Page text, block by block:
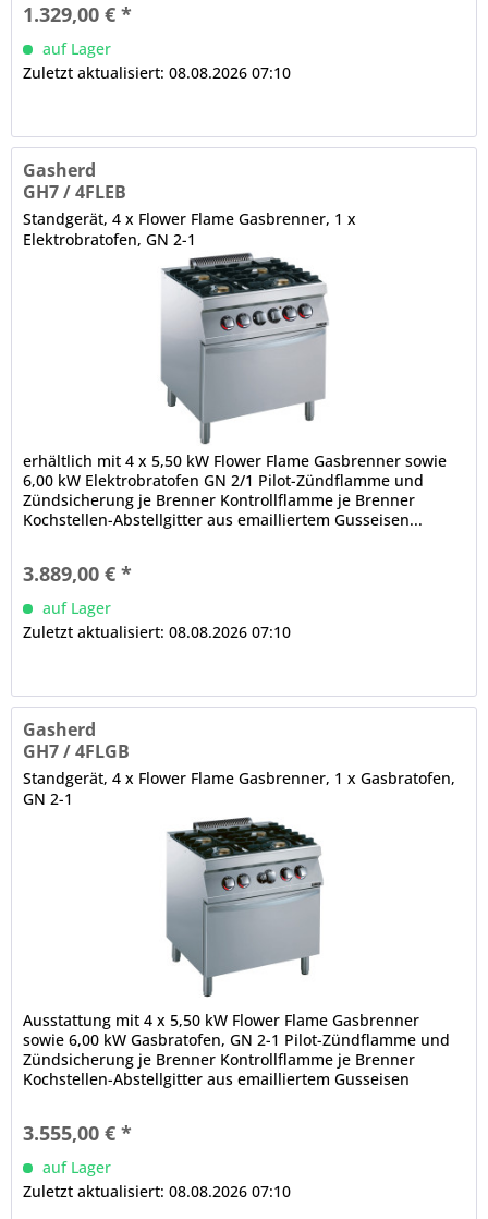
1.329,00 € *
auf Lager
Zuletzt aktualisiert: 08.08.2026 07:10
Gasherd
GH7 / 4FLEB
Standgerät, 4 x Flower Flame Gasbrenner, 1 x
Elektrobratofen, GN 2-1
erhältlich mit 4 x 5,50 kW Flower Flame Gasbrenner sowie
6,00 kW Elektrobratofen GN 2/1 Pilot-Zündflamme und
Zündsicherung je Brenner Kontrollflamme je Brenner
Kochstellen-Abstellgitter aus emailliertem Gusseisen...
3.889,00 € *
auf Lager
Zuletzt aktualisiert: 08.08.2026 07:10
Gasherd
GH7 / 4FLGB
Standgerät, 4 x Flower Flame Gasbrenner, 1 x Gasbratofen,
GN 2-1
Ausstattung mit 4 x 5,50 kW Flower Flame Gasbrenner
sowie 6,00 kW Gasbratofen, GN 2-1 Pilot-Zündflamme und
Zündsicherung je Brenner Kontrollflamme je Brenner
Kochstellen-Abstellgitter aus emailliertem Gusseisen
3.555,00 € *
auf Lager
Zuletzt aktualisiert: 08.08.2026 07:10